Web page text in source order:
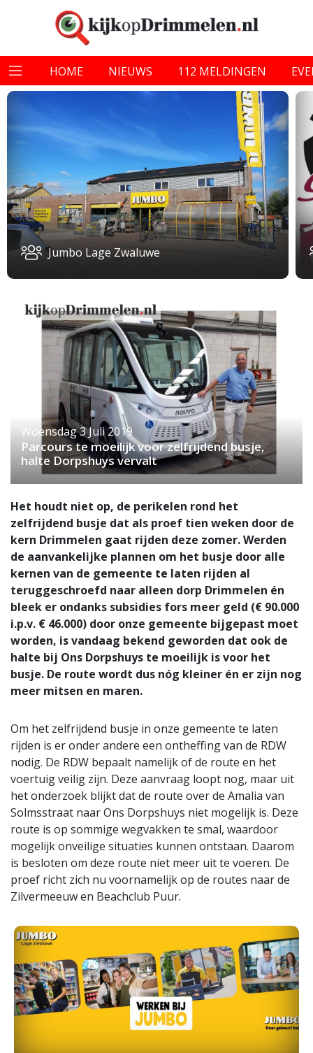
HOME NIEUWS 112 MELDINGEN
Jumbo Lage Zwaluwe
Woensdag 3 Juli 2019
Parcours te moeilijk voor zelfrijdend busje,
halte Dorpshuys vervalt
Het houdt niet op, de perikelen rond het
zelfrijdend busje dat als proef tien weken door de
kern Drimmelen gaat rijden deze zomer. Werden
de aanvankelijke plannen om het busje door alle
kernen van de gemeente te laten rijden al
teruggeschroefd naar alleen dorp Drimmelen én
bleek er ondanks subsidies fors meer geld (€ 90.000
i.p.v. € 46.000) door onze gemeente bijgepast moet
worden, is vandaag bekend geworden dat ook de
halte bij Ons Dorpshuys te moeilijk is voor het
busje. De route wordt dus nóg kleiner én er zijn nog
meer mitsen en maren.
Om het zelfrijdend busje in onze gemeente te laten
rijden is er onder andere een ontheffing van de RDW
nodig. De RDW bepaalt namelijk of de route en het
voertuig veilig zijn. Deze aanvraag loopt nog, maar uit
het onderzoek blijkt dat de route over de Amalia van
Solmsstraat naar Ons Dorpshuys niet mogelijk is. Deze
route is op sommige wegvakken te smal, waardoor
mogelijk onveilige situaties kunnen ontstaan. Daarom
is besloten om deze route niet meer uit te voeren. De
proef richt zich nu voornamelijk op de routes naar de
Zilvermeeuw en Beachclub Puur.